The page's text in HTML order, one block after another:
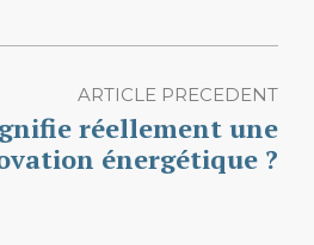
ARTICLE PRECEDENT
réellement une
énergétique ?